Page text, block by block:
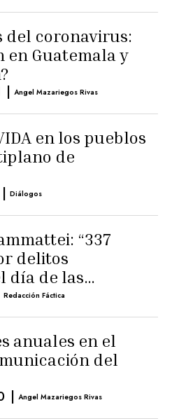
del coronavirus:
en Guatemala y
| Angel Mazariegos Rivas
en los pueblos
de
| Diálogos
“337
delitos
día de las
Redacción Fáctica
anuales en el
del
| Angel Mazariegos Rivas